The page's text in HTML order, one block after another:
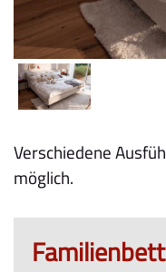
Verschiedene
möglich.
Familienbett